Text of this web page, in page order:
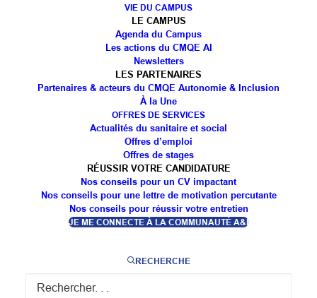
VIE DU CAMPUS
LE CAMPUS
Agenda du Campus
Les actions du CMQE AI
Newsletters
LES PARTENAIRES
Partenaires & acteurs du CMQE Autonomie & Inclusion
À la Une
OFFRES DE SERVICES
Actualités du sanitaire et social
Offres d’emploi
Offres de stages
RÉUSSIR VOTRE CANDIDATURE
Nos conseils pour un CV impactant
Nos conseils pour une lettre de motivation percutante
Nos conseils pour réussir votre entretien
JE ME CONNECTE À LA COMMUNAUTÉ A&I
RECHERCHE
[RECRUTEMENT]
🔎 Nous recherchons 1 Comptable H/F, pour notre
Direction Financière à St-Nicolas-de-Port.
💥 Et si c’était vous ? 😀
Plus d’informations par ici
https://lnkd.in/g_Xb3E5v